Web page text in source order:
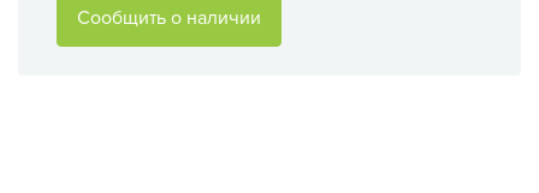
Сообщить о наличии